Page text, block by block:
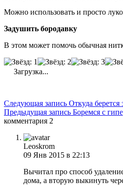
Можно использовать и просто
Задушить бородавку
В этом может помочь обычная
Загрузка...
Следующая запись Откуда
Предыдущая запись Боремся с
комментария 2
Leoskrom
09 Янв 2015 в 22:13
Вычитал про способ
дома, а вторую выкинуть